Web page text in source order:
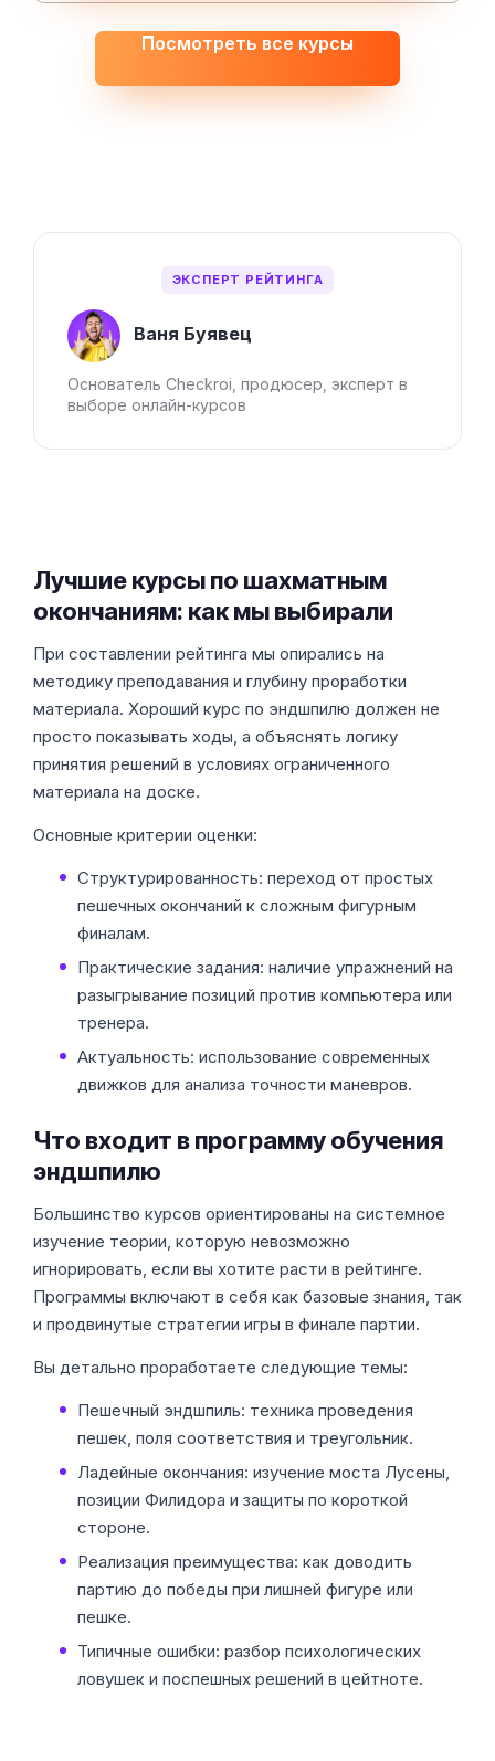
ЭКСПЕРТ РЕЙТИНГА
Ваня Буявец
Основатель Checkroi, продюсер, эксперт в
выборе онлайн-курсов
Посмотреть все курсы
Лучшие курсы по шахматным
окончаниям: как мы выбирали
При составлении рейтинга мы опирались на
методику преподавания и глубину проработки
материала. Хороший курс по эндшпилю должен не
просто показывать ходы, а объяснять логику
принятия решений в условиях ограниченного
материала на доске.
Основные критерии оценки:
Структурированность: переход от простых
пешечных окончаний к сложным фигурным
финалам.
Практические задания: наличие упражнений на
разыгрывание позиций против компьютера или
тренера.
Актуальность: использование современных
движков для анализа точности маневров.
Что входит в программу обучения
эндшпилю
Большинство курсов ориентированы на системное
изучение теории, которую невозможно
игнорировать, если вы хотите расти в рейтинге.
Программы включают в себя как базовые знания, так
и продвинутые стратегии игры в финале партии.
Вы детально проработаете следующие темы:
Пешечный эндшпиль: техника проведения
пешек, поля соответствия и треугольник.
Ладейные окончания: изучение моста Лусены,
позиции Филидора и защиты по короткой
стороне.
Реализация преимущества: как доводить
партию до победы при лишней фигуре или
пешке.
Типичные ошибки: разбор психологических
ловушек и поспешных решений в цейтноте.